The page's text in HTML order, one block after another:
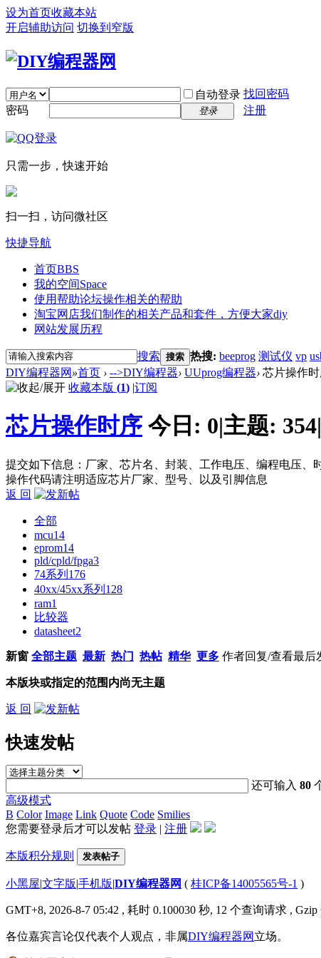
设为首页收藏本站
开启辅助访问 切换到窄版
自动登录 找回密码
密码
登录 注册
只需一步，快速开始
扫一扫，访问微社区
快捷导航
首页BBS
我的空间Space
使用帮助论坛操作相关的帮助
淘宝网店我们制作的相关产品和套件，方便大家diy
网站发展历程
搜索 搜索 热搜: beeprog 测试仪 vp
DIY编程器网 »首页 › -->DIY编程器› UUprog编程器› 芯片操作
收藏本版 (1) |订阅
芯片操作时序 今日: 0|主题: 354|
提交如下信息：厂家、芯片名、封装、工作电压、编程电压、
操作代码请注明适应芯片厂家、型号、以及引脚信息
返 回
全部
mcu14
eprom14
pld/cpld/fpga3
74系列 176
40xx/45xx系列 128
ram1
比较器
datasheet2
新窗 全部主题 最新 热门 热帖 精华 更多 作者回复/查看最后
本版块或指定的范围内尚无主题
返 回
快速发帖
还可输入80
高级模式
B Color Image Link Quote Code Smilies
您需要登录后才可以发帖 登录 | 注册
本版积分规则 发表帖子
小黑屋|文字版|手机版|DIY编程器网 ( 桂ICP备14005565号-1 )
GMT+8, 2026-8-7 05:42 , 耗时 0.100030 秒, 12 个查询请求 , Gzip
各位嘉宾言论仅代表个人观点，非属DIY编程器网 立场。